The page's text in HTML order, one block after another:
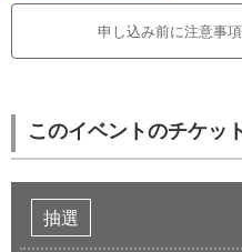
申し込み前に注意事
このイベントのチケッ
抽選